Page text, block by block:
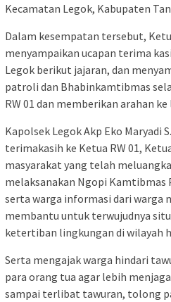
Kecamatan Legok, Kabupaten
Dalam kesempatan tersebut,
menyampaikan ucapan terima
Legok berikut jajaran, dan
patroli dan Bhabinkamtibmas
RW 01 dan memberikan arahan ke
Kapolsek Legok Akp Eko Maryadi
terimakasih ke Ketua RW 01,
masyarakat yang telah
melaksanakan Ngopi Kamtibmas
serta warga informasi dari warga
membantu untuk terwujudnya
ketertiban lingkungan di wilayah
Serta mengajak warga hindari
para orang tua agar lebih
sampai terlibat tawuran, tolong